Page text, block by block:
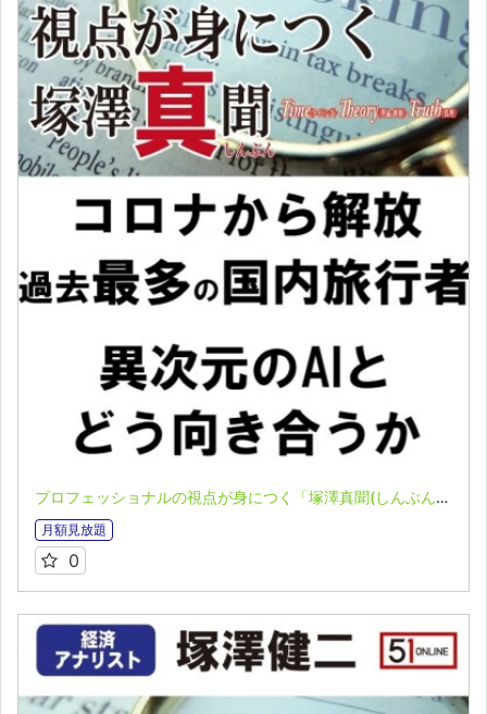
プロフェッショナルの視点が身につく「塚澤真聞(しんぶん)」(2023.05.01)
月額見放題
0